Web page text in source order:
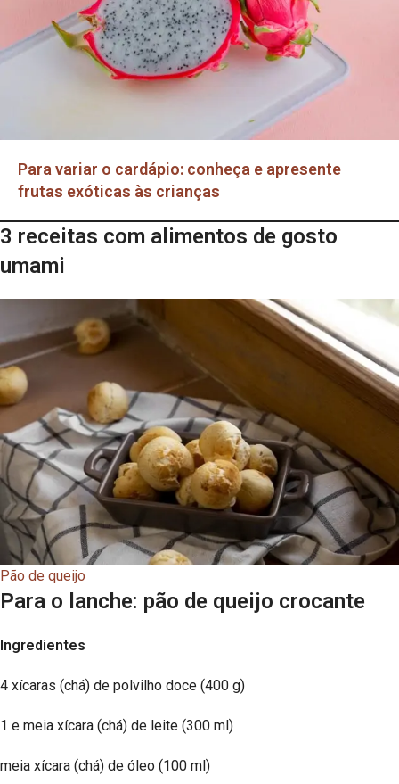
Para variar o cardápio: conheça e apresente
frutas exóticas às crianças
3 receitas com alimentos de gosto
umami
Pão de queijo
Para o lanche: pão de queijo crocante
Ingredientes
4 xícaras (chá) de polvilho doce (400 g)
1 e meia xícara (chá) de leite (300 ml)
meia xícara (chá) de óleo (100 ml)